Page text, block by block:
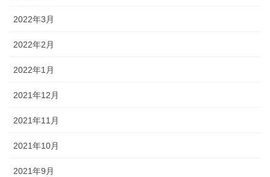
2022年3月
2022年2月
2022年1月
2021年12月
2021年11月
2021年10月
2021年9月